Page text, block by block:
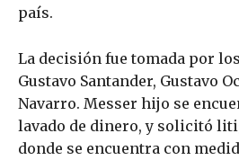
país.
La decisión fue tomada por
Gustavo Santander, Gustavo
Navarro. Messer hijo se
lavado de dinero, y solicitó
donde se encuentra con